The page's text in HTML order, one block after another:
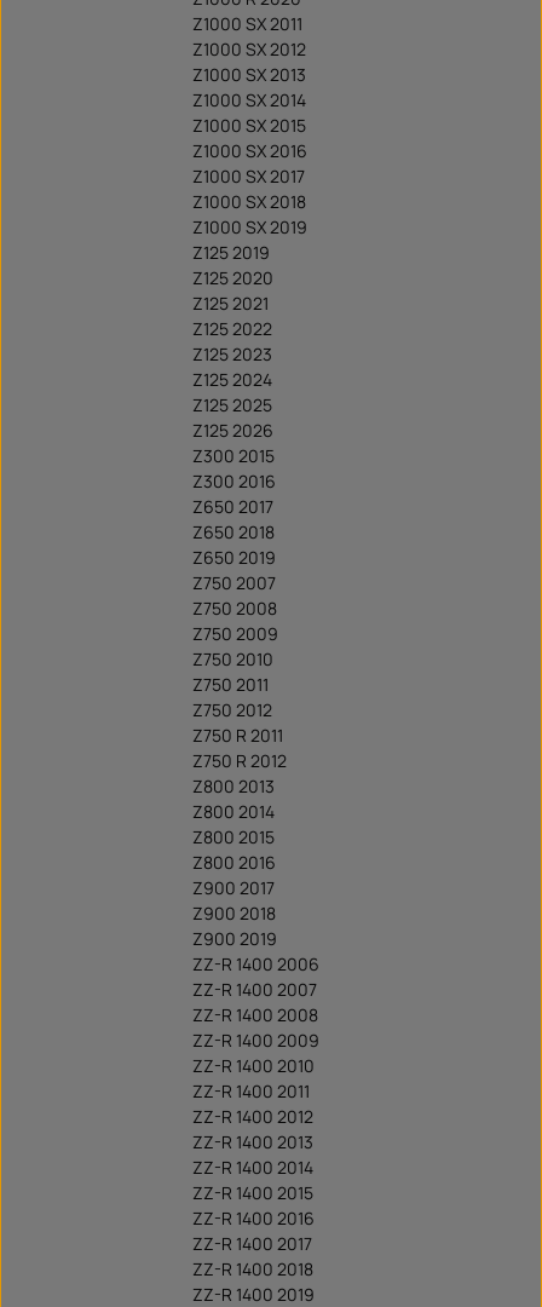
Z1000 SX 2011
Z1000 SX 2012
Z1000 SX 2013
Z1000 SX 2014
Z1000 SX 2015
Z1000 SX 2016
Z1000 SX 2017
Z1000 SX 2018
Z1000 SX 2019
Z125 2019
Z125 2020
Z125 2021
Z125 2022
Z125 2023
Z125 2024
Z125 2025
Z125 2026
Z300 2015
Z300 2016
Z650 2017
Z650 2018
Z650 2019
Z750 2007
Z750 2008
Z750 2009
Z750 2010
Z750 2011
Z750 2012
Z750 R 2011
Z750 R 2012
Z800 2013
Z800 2014
Z800 2015
Z800 2016
Z900 2017
Z900 2018
Z900 2019
ZZ-R 1400 2006
ZZ-R 1400 2007
ZZ-R 1400 2008
ZZ-R 1400 2009
ZZ-R 1400 2010
ZZ-R 1400 2011
ZZ-R 1400 2012
ZZ-R 1400 2013
ZZ-R 1400 2014
ZZ-R 1400 2015
ZZ-R 1400 2016
ZZ-R 1400 2017
ZZ-R 1400 2018
ZZ-R 1400 2019